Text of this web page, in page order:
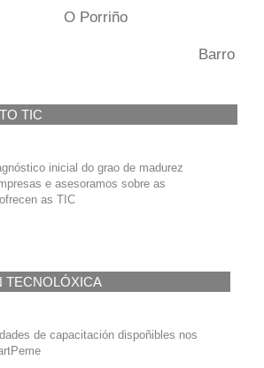
O Porriño
Barro
TIC
inicial do grao de madurez
e asesoramos sobre as
as TIC
TECNOLÓXICA
de capacitación dispoñibles nos